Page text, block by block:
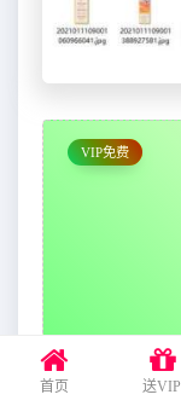
VIP免费
首页 送VIP